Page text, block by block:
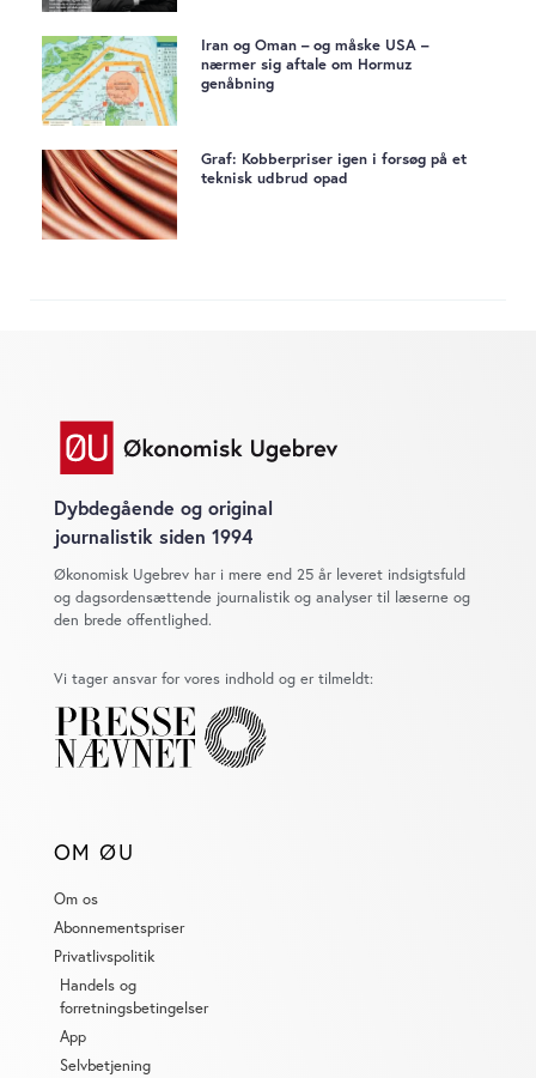
Iran og Oman – og måske USA –
nærmer sig aftale om Hormuz
genåbning
Graf: Kobberpriser igen i forsøg på et
teknisk udbrud opad
Dybdegående og original
journalistik siden 1994
Økonomisk Ugebrev har i mere end 25 år leveret indsigtsfuld
og dagsordensættende journalistik og analyser til læserne og
den brede offentlighed.
Vi tager ansvar for vores indhold og er tilmeldt:
OM ØU
Om os
Abonnementspriser
Privatlivspolitik
Handels og
forretningsbetingelser
App
Selvbetjening